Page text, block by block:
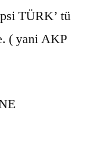
TÜRK’ tü
( yani AKP